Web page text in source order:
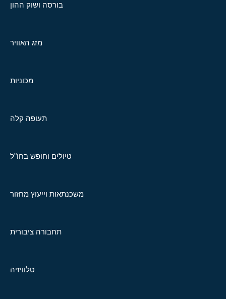
בורסה ושוק ההון
מזג האוויר
מכוניות
תעופה קלה
טיולים וחופש בחו"ל
משכנתאות וייעוץ מחזור
תחבורה ציבורית
טלוויזיה